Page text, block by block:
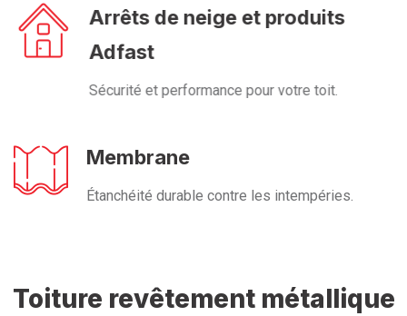
Arrêts de neige et produits
Adfast
Sécurité et performance pour votre toit.
Membrane
Étanchéité durable contre les intempéries.
Toiture revêtement métallique